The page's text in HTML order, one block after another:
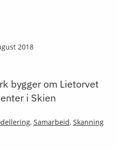
2018
bygger om Lietorvet
i Skien
, Samarbeid, Skanning